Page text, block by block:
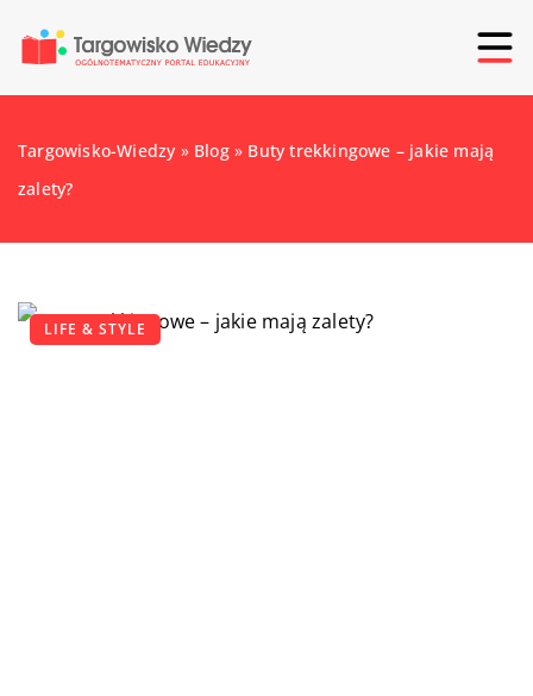
Targowisko-Wiedzy » Blog» Buty trekkingowe – jakie mają
zalety?
LIFE & STYLE